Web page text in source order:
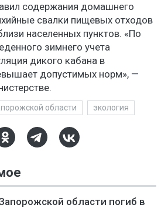
содержания домашнего
свалки пищевых отходов
населенных пунктов. «По
зимнего учета
дикого кабана в
допустимых норм», —
области экология
области погиб в